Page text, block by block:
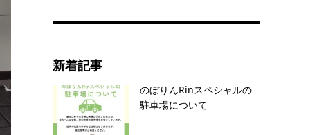
新着記事
のぼりんRinスペシャルの
駐車場について